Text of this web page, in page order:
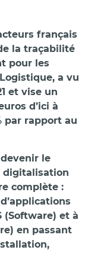
français
la traçabilité
pour les
a vu
et vise un
d’ici à
par rapport au
le
digitalisation
complète :
(Software) et à
en passant